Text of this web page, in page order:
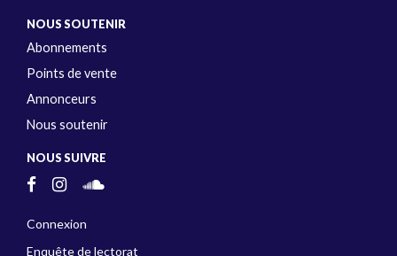
NOUS SOUTENIR
Abonnements
Points de vente
Annonceurs
Nous soutenir
NOUS SUIVRE
Connexion
Enquête de lectorat